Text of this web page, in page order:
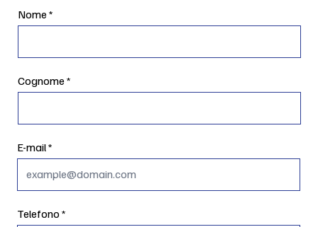
Nome
Cognome
E-mail
Telefono